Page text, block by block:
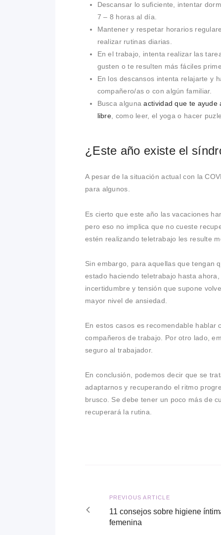
Descansar lo suficiente, intentar
7 – 8 horas al día.
Mantener y respetar horarios
realizar rutinas diarias.
En el trabajo, intenta realizar las
gusten o te resulten más fáciles
En los descansos intenta relajarte y
compañero/as o con algún familiar.
Busca algunaactividad que te ayude
libre, como leer, el yoga o hacer
¿Este año existe el
A pesar de la situación actual con la
para algunos.
Es cierto que este año las vacaciones
pero eso no implica que no cueste
estén realizando teletrabajo les resulte
Sin embargo, para aquellas que tengan
estado haciendo teletrabajo hasta
incertidumbre y tensión que supone
mayor nivel de ansiedad.
En estos casos es recomendable
compañeros de trabajo. Por otro lado,
seguro al trabajador.
En conclusión, podemos decir que se
adaptarnos y recuperando el ritmo
brusco. Se debe tener un poco más de
recuperará la rutina.
entradas
Previous
article
PREVIOUS ARTICLE
11 consejos sobre higiene
femenina